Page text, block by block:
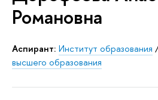
Романовна
Аспирант: Институт образования
высшего образования